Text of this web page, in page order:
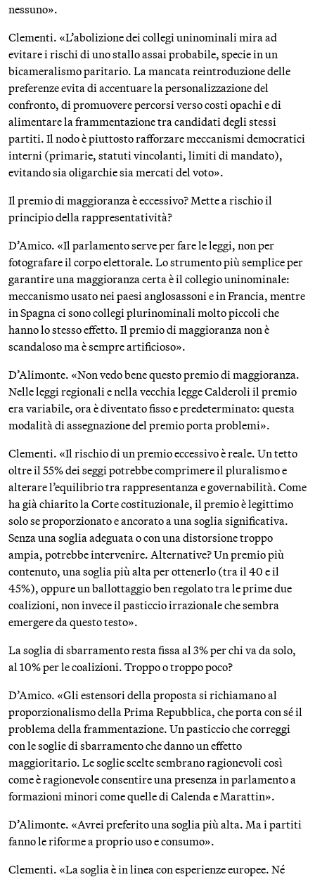
nessuno».
Clementi. «L’abolizione dei collegi uninominali mira ad
evitare i rischi di uno stallo assai probabile, specie in un
bicameralismo paritario. La mancata reintroduzione delle
preferenze evita di accentuare la personalizzazione del
confronto, di promuovere percorsi verso costi opachi e di
alimentare la frammentazione tra candidati degli stessi
partiti. Il nodo è piuttosto rafforzare meccanismi democratici
interni (primarie, statuti vincolanti, limiti di mandato),
evitando sia oligarchie sia mercati del voto».
Il premio di maggioranza è eccessivo? Mette a rischio il
principio della rappresentatività?
D’Amico. «Il parlamento serve per fare le leggi, non per
fotografare il corpo elettorale. Lo strumento più semplice per
garantire una maggioranza certa è il collegio uninominale:
meccanismo usato nei paesi anglosassoni e in Francia, mentre
in Spagna ci sono collegi plurinominali molto piccoli che
hanno lo stesso effetto. Il premio di maggioranza non è
scandaloso ma è sempre artificioso».
D’Alimonte. «Non vedo bene questo premio di maggioranza.
Nelle leggi regionali e nella vecchia legge Calderoli il premio
era variabile, ora è diventato fisso e predeterminato: questa
modalità di assegnazione del premio porta problemi».
Clementi. «Il rischio di un premio eccessivo è reale. Un tetto
oltre il 55% dei seggi potrebbe comprimere il pluralismo e
alterare l’equilibrio tra rappresentanza e governabilità. Come
ha già chiarito la Corte costituzionale, il premio è legittimo
solo se proporzionato e ancorato a una soglia significativa.
Senza una soglia adeguata o con una distorsione troppo
ampia, potrebbe intervenire. Alternative? Un premio più
contenuto, una soglia più alta per ottenerlo (tra il 40 e il
45%), oppure un ballottaggio ben regolato tra le prime due
coalizioni, non invece il pasticcio irrazionale che sembra
emergere da questo testo».
La soglia di sbarramento resta fissa al 3% per chi va da solo,
al 10% per le coalizioni. Troppo o troppo poco?
D’Amico. «Gli estensori della proposta si richiamano al
proporzionalismo della Prima Repubblica, che porta con sé il
problema della frammentazione. Un pasticcio che correggi
con le soglie di sbarramento che danno un effetto
maggioritario. Le soglie scelte sembrano ragionevoli così
come è ragionevole consentire una presenza in parlamento a
formazioni minori come quelle di Calenda e Marattin».
D’Alimonte. «Avrei preferito una soglia più alta. Ma i partiti
fanno le riforme a proprio uso e consumo».
Clementi. «La soglia è in linea con esperienze europee. Né